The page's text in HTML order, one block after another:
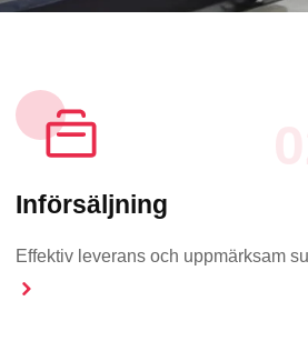
Införsäljning
Effektiv leverans och uppmärksam